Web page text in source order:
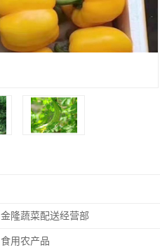
金隆蔬菜配送经营部
食用农产品